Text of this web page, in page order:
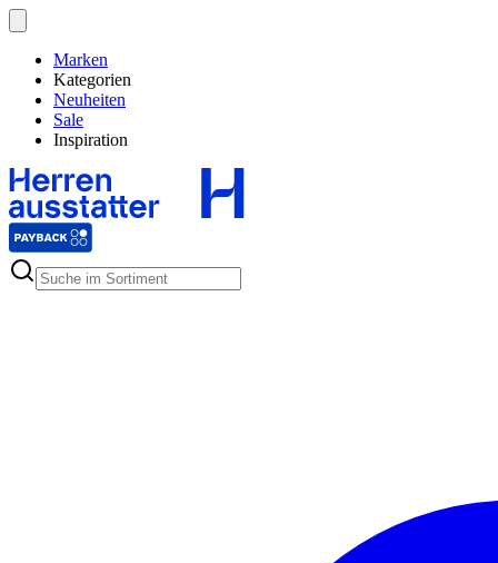
Marken
Kategorien
Neuheiten
Sale
Inspiration